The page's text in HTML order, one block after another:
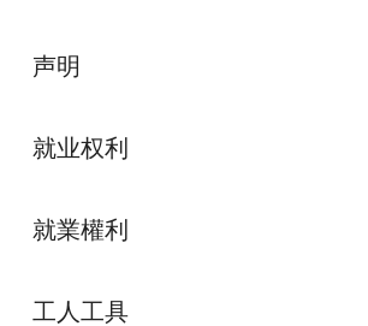
声明
就业权利
就業權利
工人工具